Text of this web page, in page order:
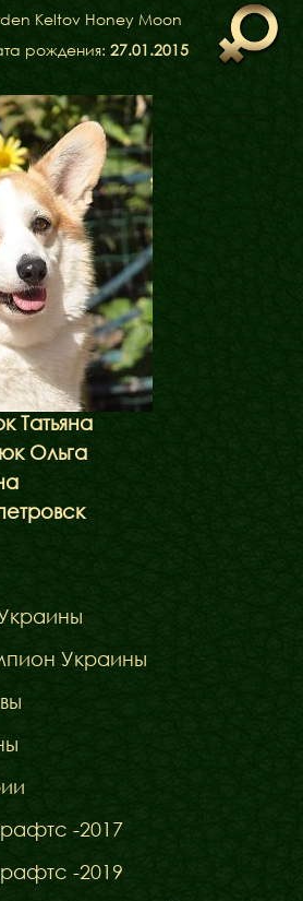
Keltov Honey Moon
рождения: 27.01.2015
Татьяна
Ольга
Украины
-2017
-2019